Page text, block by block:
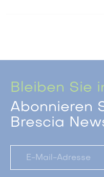
Bleiben Sie
Abonnieren
Brescia